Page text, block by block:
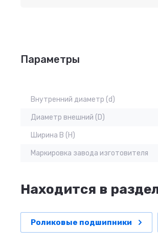
Параметры
Внутренний диаметр (d)
Диаметр внешний (D)
Ширина B (H)
Маркировка завода изготовителя
Находится в
Роликовые подшипники